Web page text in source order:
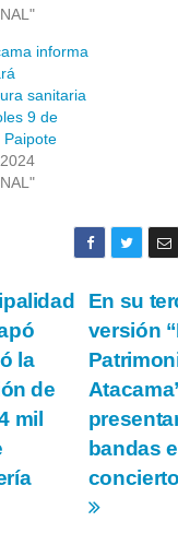
informa
sanitaria
9 de
Paipote
En su
versión
bandas
la
de
mil